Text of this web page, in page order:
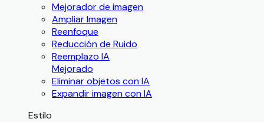
Mejorador de imagen
Ampliar Imagen
Reenfoque
Reducción de Ruido
Reemplazo IA
Mejorado
Eliminar objetos con IA
Expandir imagen con IA
Estilo